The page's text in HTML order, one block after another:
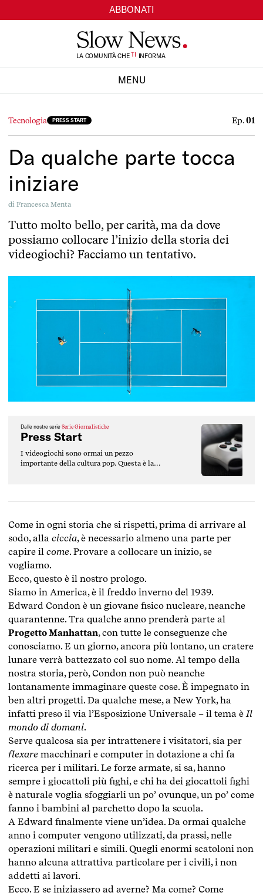
ABBONATI
LA COMUNITÀ CHE TI INFORMA
MENU
Tecnologia PRESS START Ep.01
Da qualche parte tocca
iniziare
di Francesca Menta
Tutto molto bello, per carità, ma da dove
possiamo collocare l’inizio della storia dei
videogiochi? Facciamo un tentativo.
Dalle nostre serie Serie Giornalistiche
Press Start
I videogiochi sono ormai un pezzo
importante della cultura pop. Questa è la
Come in ogni storia che si rispetti, prima di arrivare al
sodo, alla ciccia, è necessario almeno una parte per
capire il come. Provare a collocare un inizio, se
vogliamo.
Ecco, questo è il nostro prologo.
Siamo in America, è il freddo inverno del 1939.
Edward Condon è un giovane fisico nucleare, neanche
quarantenne. Tra qualche anno prenderà parte al
Progetto Manhattan, con tutte le conseguenze che
conosciamo. E un giorno, ancora più lontano, un cratere
lunare verrà battezzato col suo nome. Al tempo della
nostra storia, però, Condon non può neanche
lontanamente immaginare queste cose. È impegnato in
ben altri progetti. Da qualche mese, a New York, ha
infatti preso il via l’Esposizione Universale – il tema èIl
mondo di domani.
Serve qualcosa sia per intrattenere i visitatori, sia per
flexare macchinari e computer in dotazione a chi fa
ricerca per i militari. Le forze armate, si sa, hanno
sempre i giocattoli più fighi, e chi ha dei giocattoli fighi
è naturale voglia sfoggiarli un po’ ovunque, un po’ come
fanno i bambini al parchetto dopo la scuola.
A Edward finalmente viene un’idea. Da ormai qualche
anno i computer vengono utilizzati, da prassi, nelle
operazioni militari e simili. Quegli enormi scatoloni non
hanno alcuna attrattiva particolare per i civili, i non
addetti ai lavori.
Ecco. E se iniziassero ad averne? Ma come? Come